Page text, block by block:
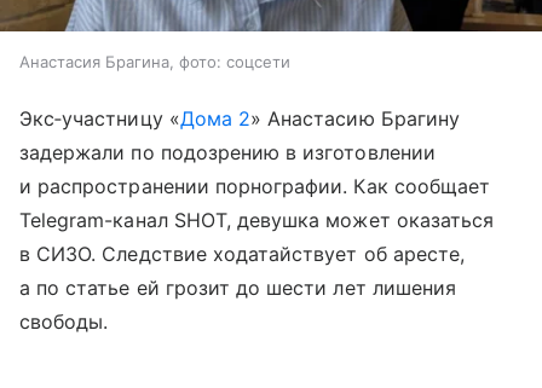
Анастасия Брагина, фото: соцсети
Экс‑участницу «Дома 2» Анастасию Брагину
задержали по подозрению в изготовлении
и распространении порнографии. Как сообщает
Telegram-канал SHOT, девушка может оказаться
в СИЗО. Следствие ходатайствует об аресте,
а по статье ей грозит до шести лет лишения
свободы.